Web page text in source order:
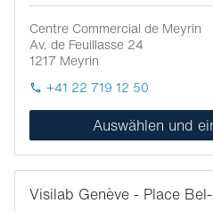
Centre Commercial de Meyrin
Av. de Feuillasse 24
1217 Meyrin
+41 22 719 12 50
Auswählen und
Visilab Genève - Place